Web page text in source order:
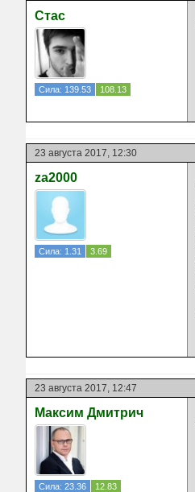
Стас
Сила: 139.53 108.13
23 августа 2017, 12:30
za2000
Сила: 1.31 3.69
23 августа 2017, 12:47
Максим Дмитрич
Сила: 23.36 12.83